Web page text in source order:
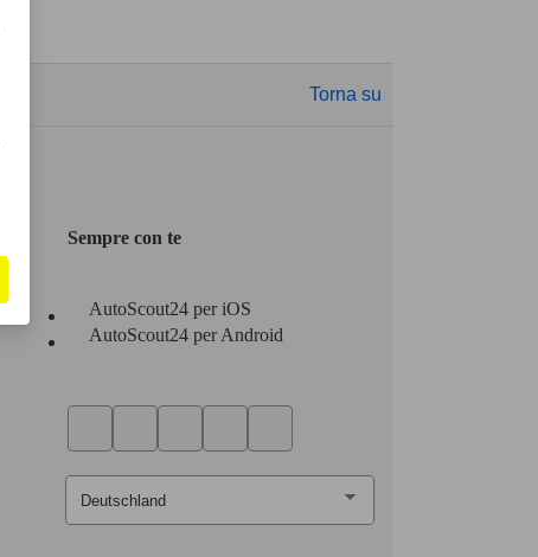
Torna su
Sempre con te
AutoScout24 per iOS
AutoScout24 per Android